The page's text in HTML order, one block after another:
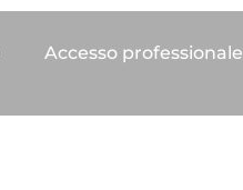
Accesso professionale